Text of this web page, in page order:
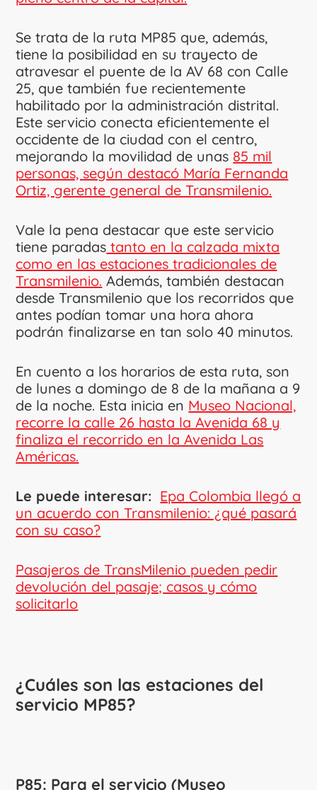
Se trata de la ruta MP85 que, además,
tiene la posibilidad en su trayecto de
atravesar el puente de la AV 68 con Calle
25, que también fue recientemente
habilitado por la administración distrital.
Este servicio conecta eficientemente el
occidente de la ciudad con el centro,
mejorando la movilidad de unas 85 mil
personas, según destacó María Fernanda
Ortiz, gerente general de Transmilenio.
Vale la pena destacar que este servicio
tiene paradas tanto en la calzada mixta
como en las estaciones tradicionales de
Transmilenio. Además, también destacan
desde Transmilenio que los recorridos que
antes podían tomar una hora ahora
podrán finalizarse en tan solo 40 minutos.
En cuento a los horarios de esta ruta, son
de lunes a domingo de 8 de la mañana a 9
de la noche. Esta inicia en Museo Nacional,
recorre la calle 26 hasta la Avenida 68 y
finaliza el recorrido en la Avenida Las
Américas.
Le puede interesar: Epa Colombia llegó a
un acuerdo con Transmilenio: ¿qué pasará
con su caso?
Pasajeros de TransMilenio pueden pedir
devolución del pasaje; casos y cómo
solicitarlo
¿Cuáles son las estaciones del
servicio MP85?
P85: Para el servicio (Museo